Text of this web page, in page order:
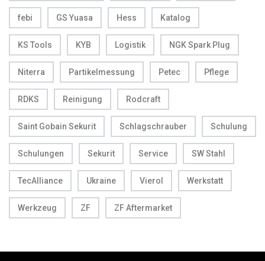
febi GS Yuasa Hess Katalog
KS Tools KYB Logistik NGK Spark Plug
Niterra Partikelmessung Petec Pflege
RDKS Reinigung Rodcraft
Saint Gobain Sekurit Schlagschrauber Schulung
Schulungen Sekurit Service SW Stahl
TecAlliance Ukraine Vierol Werkstatt
Werkzeug ZF ZF Aftermarket